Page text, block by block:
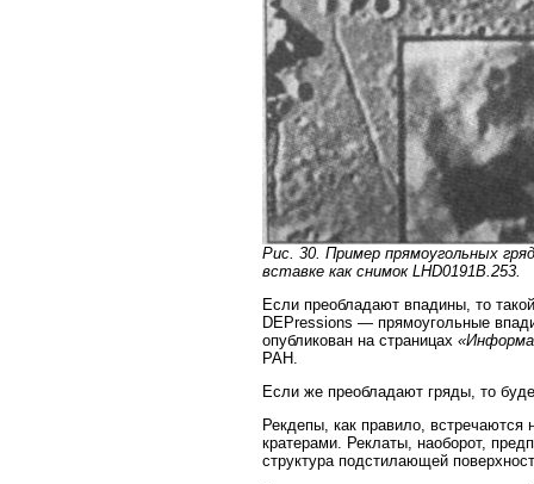
Рис. 30. Пример прямоугольных
вставке как снимок LHD0191B.253.
Если преобладают впадины, то
DEPressions — прямоугольные
опубликован на страницах
РАН.
Если же преобладают гряды, то
Рекдепы, как правило,
кратерами. Реклаты, наоборот,
структура подстилающей